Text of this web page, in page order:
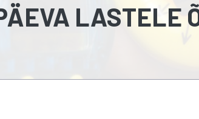
LASTELE